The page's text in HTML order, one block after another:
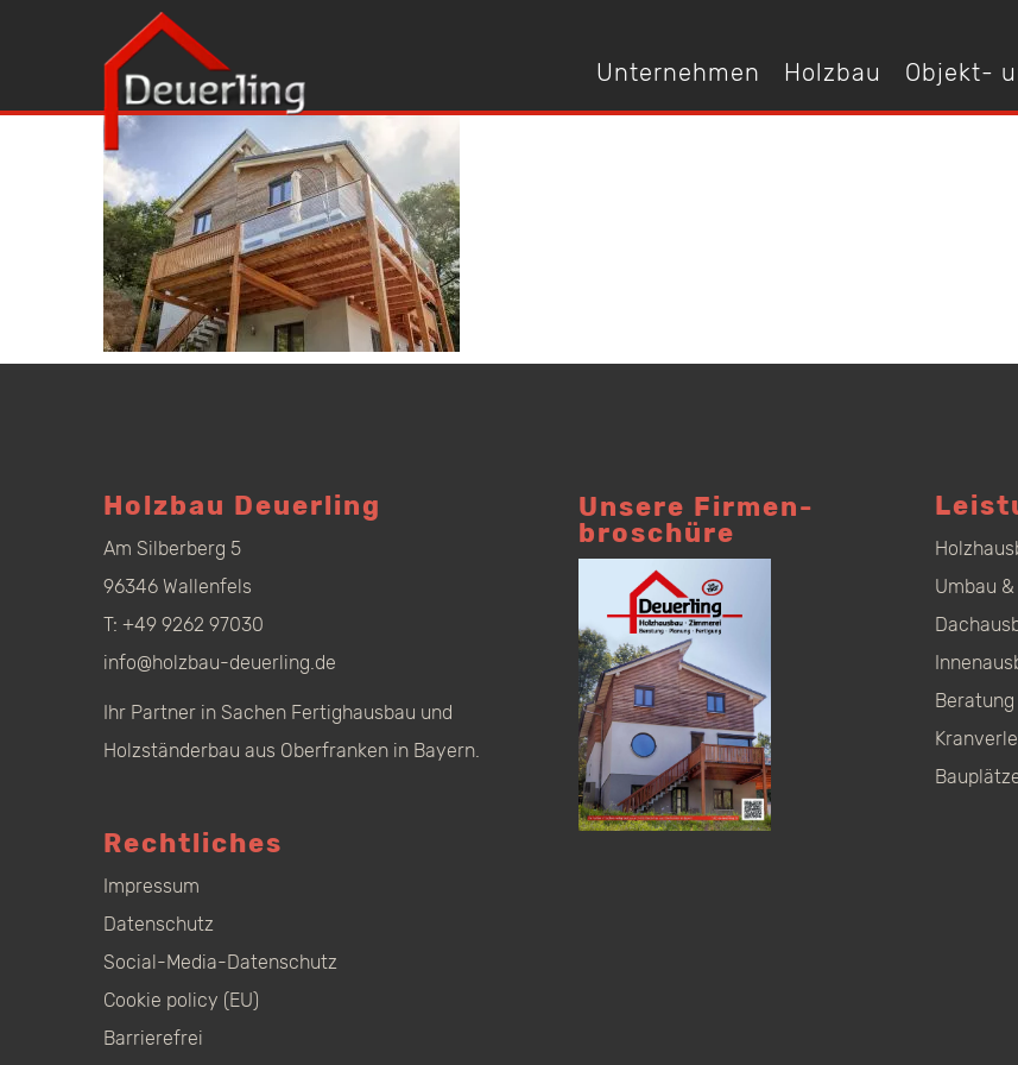
Unternehmen Holzbau Objekt-
Holzbau Deuerling
Am Silberberg 5
96346 Wallenfels
T: +49 9262 97030
info@holzbau-deuerling.de
Ihr Partner in Sachen Fertighausbau und
Holzständerbau aus Oberfranken in Bayern.
Rechtliches
Impressum
Datenschutz
Social-Media-Datenschutz
Cookie policy (EU)
Barrierefrei
Unsere Firmen­
broschüre
Umbau
Beratung